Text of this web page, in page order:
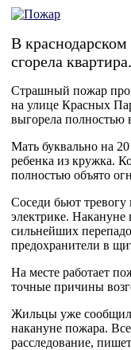
В
сгорела квартира.
Страшный пожар
на улице Красных
выгорела полностью
Мать буквально на
ребенка из кружка.
полностью объято
Соседи бьют
электрике. Накануне
сильнейших
предохранители в
На месте работает
точные причины
Жильцы уже
накануне пожара.
расследование,